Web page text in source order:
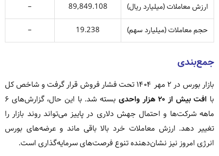
ارزش معاملات (میلیارد ریال)
89,849.108
–
حجم معاملات (میلیارد سهم)
19.238
–
جمع‌بندی
بازار بورس در ۲ مهر ۱۴۰۴ تحت فشار فروش قرار گرفت و شاخص کل
با افت بیش از ۲۰ هزار واحدی
بسته شد. با این حال، گزارش‌های ۶
ماهه شرکت‌ها و احتمال جهش دلاری در پاییز می‌تواند روند بازار را
تغییر دهد. ارزش معاملات خرد بالا باقی ماند و عرضه‌های بورس
انرژی امروز نیز نشان‌دهنده تنوع فرصت‌های سرمایه‌گذاری است.